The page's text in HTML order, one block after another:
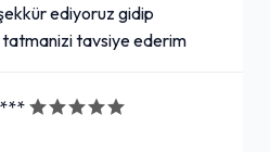
ediyoruz gidip
tavsiye ederim